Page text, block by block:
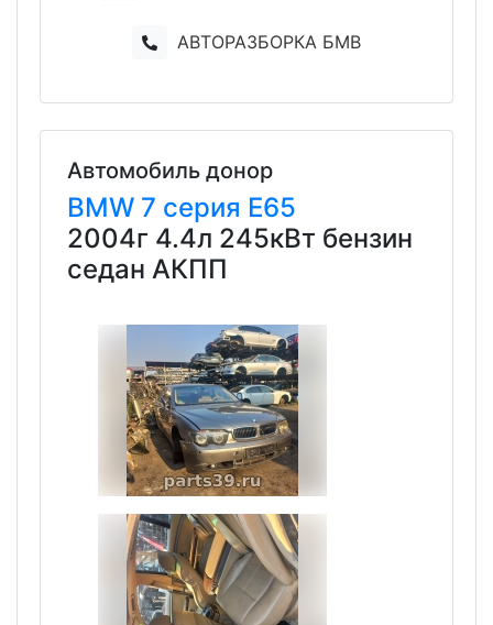
АВТОРАЗБОРКА БМВ
Автомобиль донор
BMW 7 серия E65
2004г 4.4л 245кВт бензин
седан АКПП